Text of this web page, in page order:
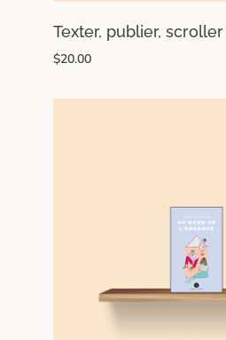
Texter, publier, scroller
$20.00